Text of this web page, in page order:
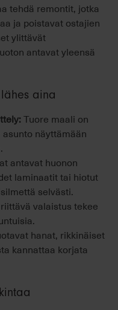
tehdä remontit, jotka
ja poistavat ostajien
ylittävät
antavat yleensä
aina
Tuore maali on
näyttämään
antavat huonon
laminaatit tai hiotut
selvästi.
valaistus tekee
hanat, rikkinäiset
kannattaa korjata